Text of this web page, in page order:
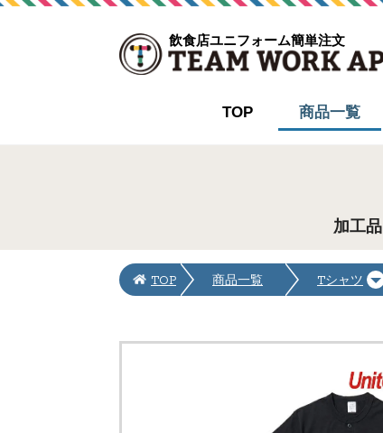
飲食店ユニフォーム簡単注文
TOP 商品一覧
加工
TOP 商品一覧 Tシャツ